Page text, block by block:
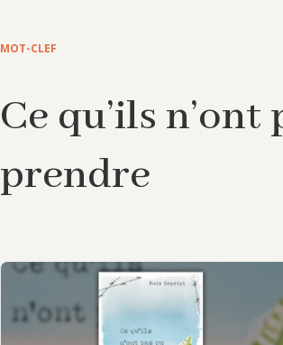
MOT-CLEF
Ce qu’ils
prendre